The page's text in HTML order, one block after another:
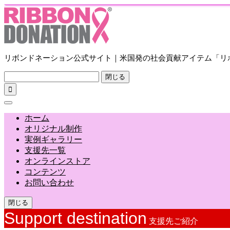
リボンドネーション公式サイト｜米国発の社会貢献アイテム「リ
閉じる

ホーム
オリジナル制作
実例ギャラリー
支援先一覧
オンラインストア
コンテンツ
お問い合わせ
閉じる
Support destination 支援先ご紹介